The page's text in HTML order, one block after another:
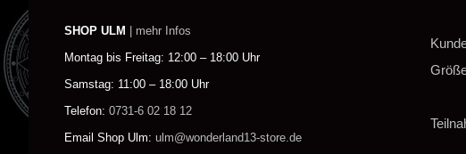
SHOP ULM | mehr Infos
Montag bis Freitag: 12:00 – 18:00 Uhr
Samstag: 11:00 – 18:00 Uhr
Telefon: 0731-6 02 18 12
Email Shop Ulm: ulm@wonderland13-store.de